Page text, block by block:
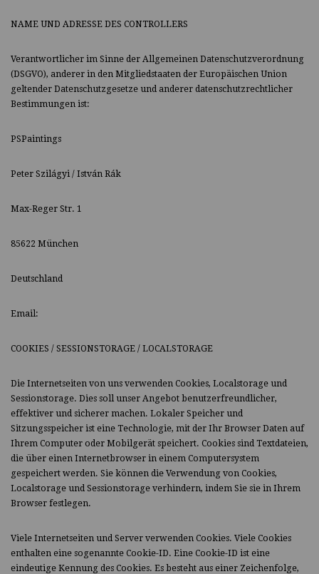
NAME UND ADRESSE DES CONTROLLERS
Verantwortlicher im Sinne der Allgemeinen Datenschutzverordnung
(DSGVO), anderer in den Mitgliedstaaten der Europäischen Union
geltender Datenschutzgesetze und anderer datenschutzrechtlicher
Bestimmungen ist:
PSPaintings
Peter Szilágyi / István Rák
Max-Reger Str. 1
85622 München
Deutschland
Email:
COOKIES / SESSIONSTORAGE / LOCALSTORAGE
Die Internetseiten von uns verwenden Cookies, Localstorage und
Sessionstorage. Dies soll unser Angebot benutzerfreundlicher,
effektiver und sicherer machen. Lokaler Speicher und
Sitzungsspeicher ist eine Technologie, mit der Ihr Browser Daten auf
Ihrem Computer oder Mobilgerät speichert. Cookies sind Textdateien,
die über einen Internetbrowser in einem Computersystem
gespeichert werden. Sie können die Verwendung von Cookies,
Localstorage und Sessionstorage verhindern, indem Sie sie in Ihrem
Browser festlegen.
Viele Internetseiten und Server verwenden Cookies. Viele Cookies
enthalten eine sogenannte Cookie-ID. Eine Cookie-ID ist eine
eindeutige Kennung des Cookies. Es besteht aus einer Zeichenfolge,